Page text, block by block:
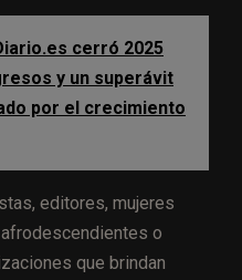
cerró 2025
y un superávit
por el crecimiento
editores, mujeres
o
que brindan